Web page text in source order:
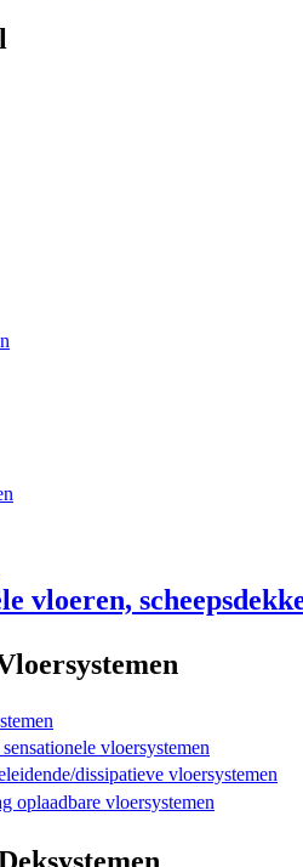
vloeren,
vloersystemen
dissipatieve vloersystemen
oplaadbare vloersystemen